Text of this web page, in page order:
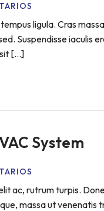
ligula. Cras
Suspendisse iaculis
sit […]
System
ac, rutrum turpis.
massa ut venenatis